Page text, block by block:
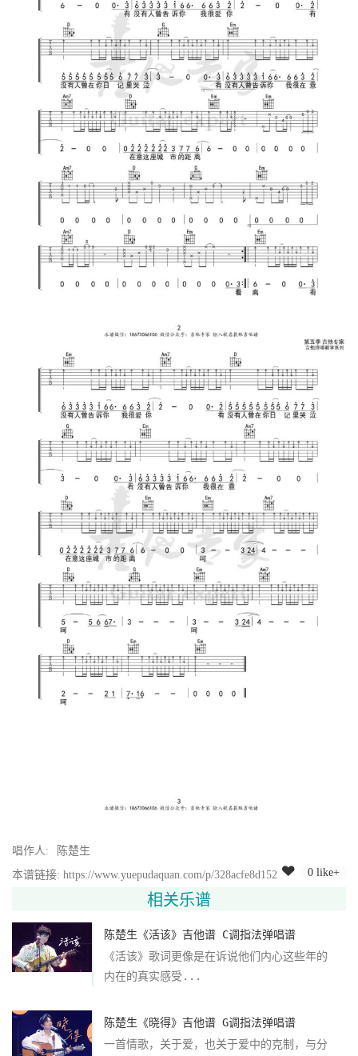
唱作人:
陈楚生
本谱链接: https://www.yuepudaquan.com/p/328acfe8d152
0 like+
相关乐谱
陈楚生《活该》吉他谱 C调指法弹唱谱
《活该》歌词更像是在诉说他们内心这些年的
内在的真实感受...
陈楚生《晓得》吉他谱 G调指法弹唱谱
一首情歌，关于爱，也关于爱中的克制，与分